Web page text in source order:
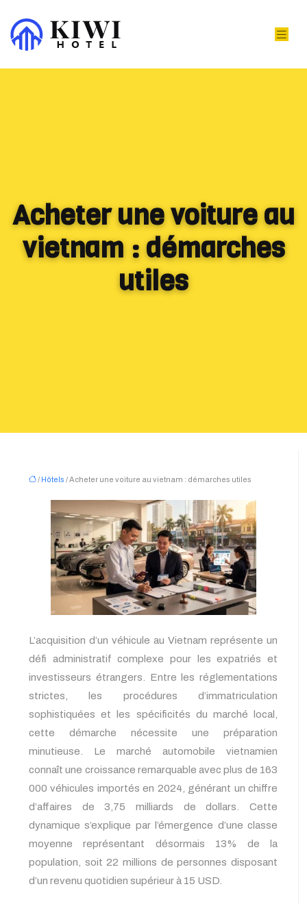
Acheter une voiture au
vietnam : démarches
utiles
/ Hôtels / Acheter une voiture au vietnam : démarches utiles
L’acquisition d’un véhicule au Vietnam représente un
défi administratif complexe pour les expatriés et
investisseurs étrangers. Entre les réglementations
strictes, les procédures d’immatriculation
sophistiquées et les spécificités du marché local,
cette démarche nécessite une préparation
minutieuse. Le marché automobile vietnamien
connaît une croissance remarquable avec plus de 163
000 véhicules importés en 2024, générant un chiffre
d’affaires de 3,75 milliards de dollars. Cette
dynamique s’explique par l’émergence d’une classe
moyenne représentant désormais 13% de la
population, soit 22 millions de personnes disposant
d’un revenu quotidien supérieur à 15 USD.